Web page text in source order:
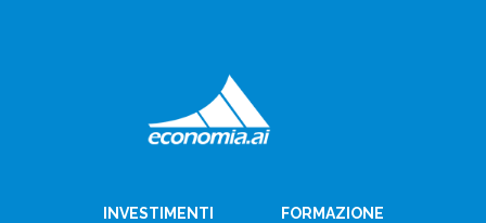
INVESTIMENTI FORMAZIONE